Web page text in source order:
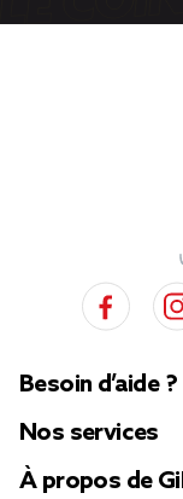
Besoin d’aide ?
Nos services
À propos de